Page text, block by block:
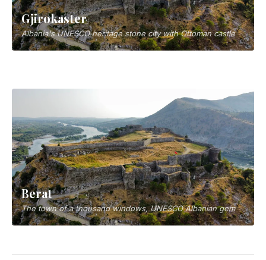
Gjirokaster
Albania's UNESCO heritage stone city with Ottoman castle
ティラナ
Albania's capital, emerging Balkan city
Berat
The town of a thousand windows, UNESCO Albanian gem